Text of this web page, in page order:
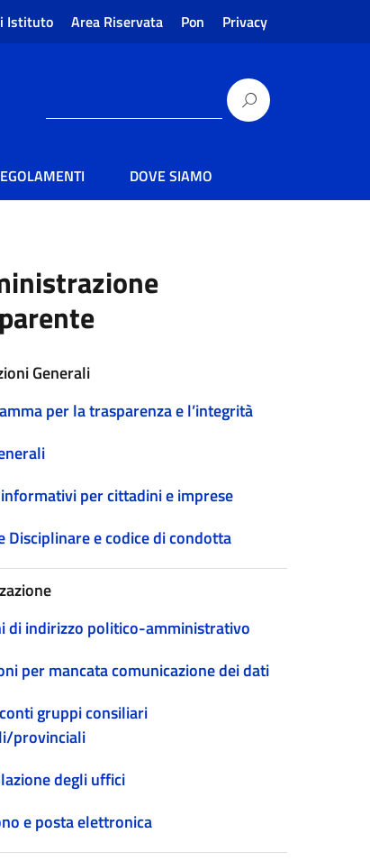
Istituto Area Riservata Pon Privacy
DOVE SIAMO
Generali
per la trasparenza e l’integrità
per cittadini e imprese
Disciplinare e codice di condotta
di indirizzo politico-amministrativo
per mancata comunicazione dei dati
gruppi consiliari
provinciali
degli uffici
e posta elettronica